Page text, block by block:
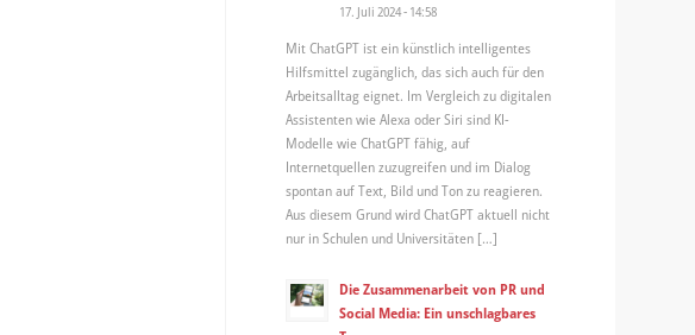
17. Juli 2024 - 14:58
Mit ChatGPT ist ein künstlich intelligentes
Hilfsmittel zugänglich, das sich auch für den
Arbeitsalltag eignet. Im Vergleich zu digitalen
Assistenten wie Alexa oder Siri sind KI-
Modelle wie ChatGPT fähig, auf
Internetquellen zuzugreifen und im Dialog
spontan auf Text, Bild und Ton zu reagieren.
Aus diesem Grund wird ChatGPT aktuell nicht
nur in Schulen und Universitäten […]
Die Zusammenarbeit von PR und
Social Media: Ein unschlagbares